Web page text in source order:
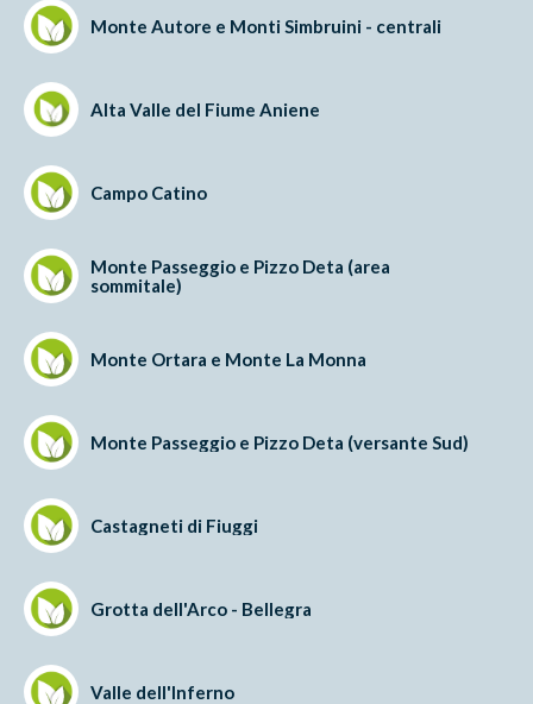
Monte Autore e Monti Simbruini - centrali
Alta Valle del Fiume Aniene
Campo Catino
Monte Passeggio e Pizzo Deta (area
sommitale)
Monte Ortara e Monte La Monna
Monte Passeggio e Pizzo Deta (versante Sud)
Castagneti di Fiuggi
Grotta dell'Arco - Bellegra
Valle dell'Inferno